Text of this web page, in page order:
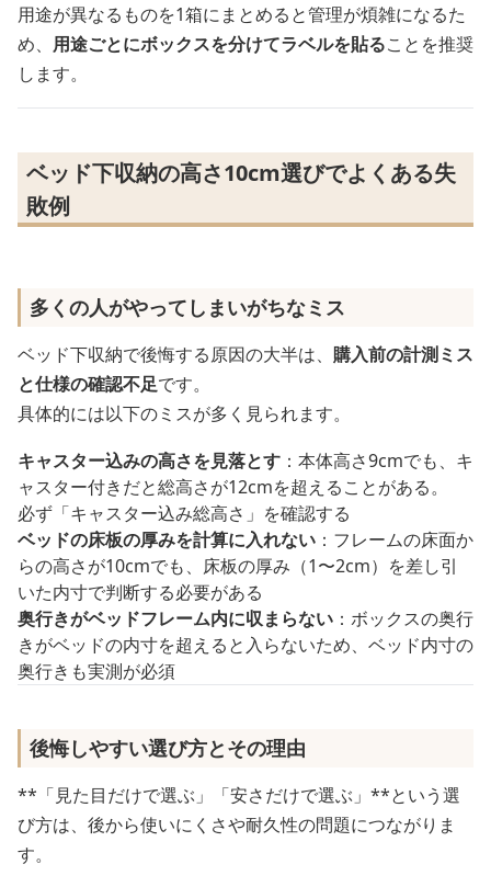
用途が異なるものを1箱にまとめると管理が煩雑になるた
め、 用途ごとにボックスを分けてラベルを貼ることを推奨
します。
ベッド下収納の高さ10cm選びでよくある失
敗例
多くの人がやってしまいがちなミス
ベッド下収納で後悔する原因の大半は、 購入前の計測ミス
と仕様の確認不足です。
具体的には以下のミスが多く見られます。
キャスター込みの高さを見落とす ：本体高さ9cmでも、キ
ャスター付きだと総高さが12cmを超えることがある。
必ず「キャスター込み総高さ」を確認する
ベッドの床板の厚みを計算に入れない ：フレームの床面か
らの高さが10cmでも、床板の厚み（1〜2cm）を差し引
いた内寸で判断する必要がある
奥行きがベッドフレーム内に収まらない ：ボックスの奥行
きがベッドの内寸を超えると入らないため、ベッド内寸の
奥行きも実測が必須
後悔しやすい選び方とその理由
**「見た目だけで選ぶ」「安さだけで選ぶ」**という選
び方は、後から使いにくさや耐久性の問題につながりま
す。